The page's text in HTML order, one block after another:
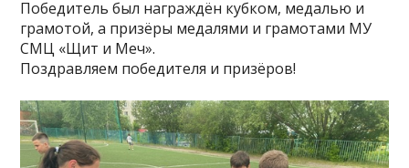
Победитель был награждён кубком, медалью и
грамотой, а призёры медалями и грамотами МУ
СМЦ «Щит и Меч».
Поздравляем победителя и призёров!